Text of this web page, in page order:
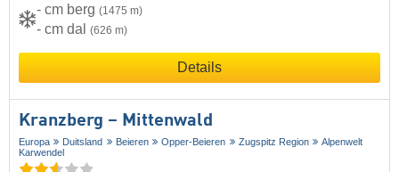
- cm berg (1475 m)
- cm dal (626 m)
Details
Kranzberg – Mittenwald
Europa Duitsland Beieren Opper-Beieren Zugspitz Region
Alpenwelt
Karwendel